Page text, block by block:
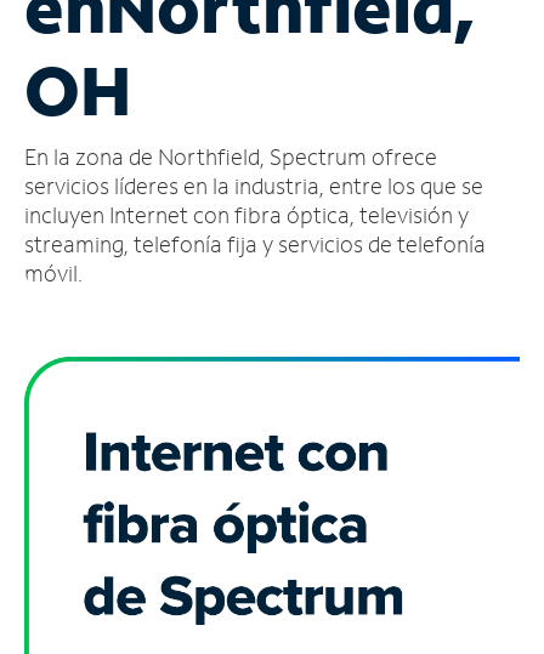
cuenta
Encuentra
tienda
OH
En la zona de Northfield, Spectrum ofrece
servicios líderes en la industria, entre los que se
incluyen Internet con fibra óptica, televisión y
streaming, telefonía fija y servicios de telefonía
móvil.